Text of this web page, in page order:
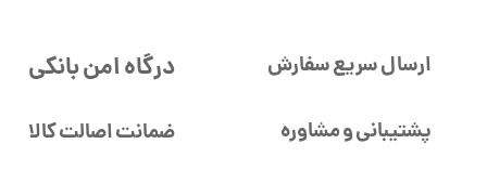
ارسال سریع سفارش درگاه امن بانکی
پشتیبانی و مشاوره ضمانت اصالت کالا